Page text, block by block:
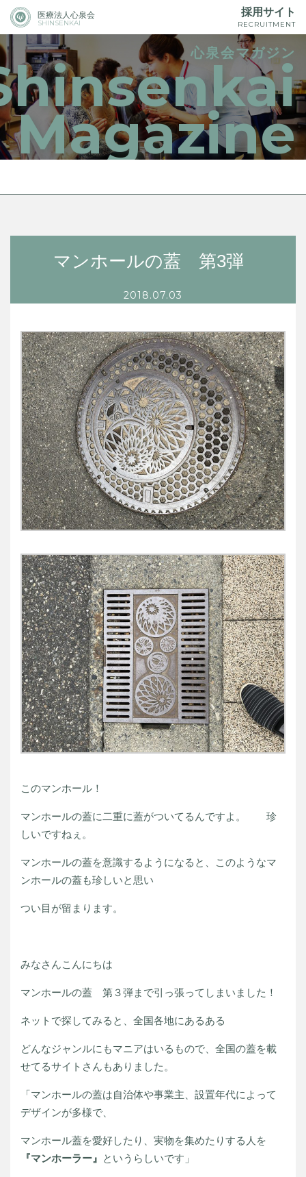
医療法人心泉会
SHINSENKAI
採用サイト
RECRUITMENT
心泉会マガジン
Magazine
マンホールの蓋 第3弾
2018.07.03
このマンホール！
マンホールの蓋に二重に蓋がついてるんですよ。 珍
しいですねぇ。
マンホールの蓋を意識するようになると、このようなマ
ンホールの蓋も珍しいと思い
つい目が留まります。
みなさんこんにちは
マンホールの蓋 第３弾まで引っ張ってしまいました！
ネットで探してみると、全国各地にあるある
どんなジャンルにもマニアはいるもので、全国の蓋を載
せてるサイトさんもありました。
「マンホールの蓋は自治体や事業主、設置年代によって
デザインが多様で、
マンホール蓋を愛好したり、実物を集めたりする人を
『マンホーラー』 というらしいです」